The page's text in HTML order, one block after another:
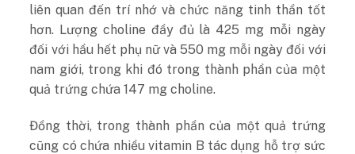
liên quan đến trí nhớ và chức năng tinh thần tốt
hơn. Lượng choline đầy đủ là 425 mg mỗi ngày
đối với hầu hết phụ nữ và 550 mg mỗi ngày đối với
nam giới, trong khi đó trong thành phần của một
quả trứng chứa 147 mg choline.
Đồng thời, trong thành phần của một quả trứng
cũng có chứa nhiều vitamin B tác dụng hỗ trợ sức